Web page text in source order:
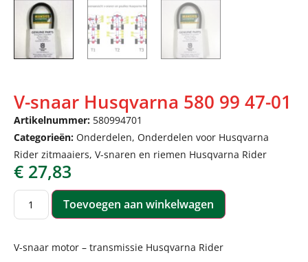
V-snaar Husqvarna 580 99 47-01
Artikelnummer: 580994701
Categorieën: Onderdelen, Onderdelen voor Husqvarna
Rider zitmaaiers, V-snaren en riemen Husqvarna Rider
€ 27,83
Toevoegen aan winkelwagen
V-snaar motor – transmissie Husqvarna Rider